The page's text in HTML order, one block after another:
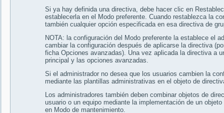
Si ya hay definida una directiva, debe hacer clic en
establecerla en el Modo preferente. Cuando restablezca la
también cualquier opción especificada en esa directiva de
NOTA: la configuración del Modo preferente la establece el
cambiar la configuración después de aplicarse la directiva
ficha Opciones avanzadas). Una vez aplicada la directiva a
principal y las opciones avanzadas.
Si el administrador no desea que los usuarios cambien la
mediante las plantillas administrativas en el objeto de
Los administradores también deben combinar objetos de
usuario o un equipo mediante la implementación de un
en Modo de mantenimiento.